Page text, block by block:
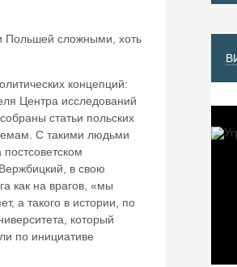
Польшей сложными, хоть
концепций:
Центра исследований
статьи польских
С такими людьми
в свою
как на врагов, «мы
а такого в истории, по
который
по инициативе